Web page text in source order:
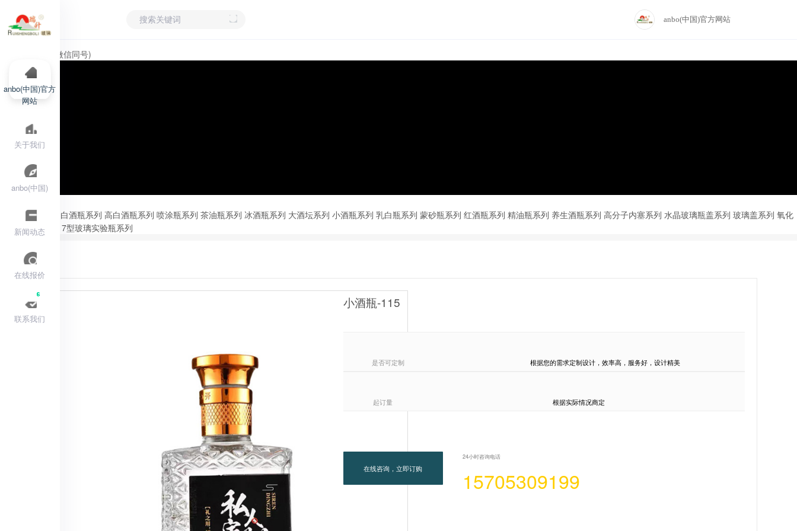
anbo(中国)官方
网站
关于我们
anbo(中国)
新闻动态
在线报价
联系我们
anbo(中国)官方网站
15705309199(微信同号)
新款酒瓶系列
晶白酒瓶系列 高白酒瓶系列 喷涂瓶系列 茶油瓶系列 冰酒瓶系列 大酒坛系列 小酒瓶系列 乳白瓶系列 蒙砂瓶系列 红酒瓶系列 精油瓶系列 养生酒瓶系列 高分子内塞系列 水晶玻璃瓶盖系列 玻璃盖系列 氧化
铝瓶盖系列GG17型玻璃实验瓶系列
小酒瓶-115
是否可定制 根据您的需求定制设计，效率高，服务好，设计精美
起订量 根据实际情况商定
在线咨询，立即订购
24小时咨询电话
15705309199